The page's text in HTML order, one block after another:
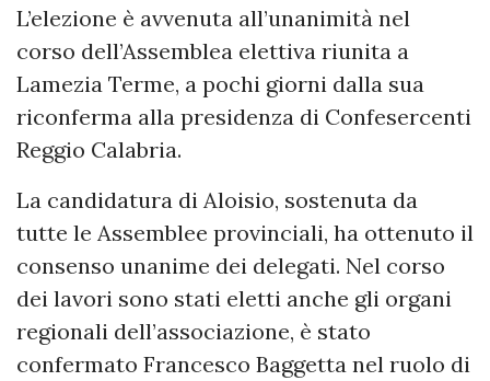
L’elezione è avvenuta all’unanimità nel
corso dell’Assemblea elettiva riunita a
Lamezia Terme, a pochi giorni dalla sua
riconferma alla presidenza di Confesercenti
Reggio Calabria.
La candidatura di Aloisio, sostenuta da
tutte le Assemblee provinciali, ha ottenuto il
consenso unanime dei delegati. Nel corso
dei lavori sono stati eletti anche gli organi
regionali dell’associazione, è stato
confermato Francesco Baggetta nel ruolo di